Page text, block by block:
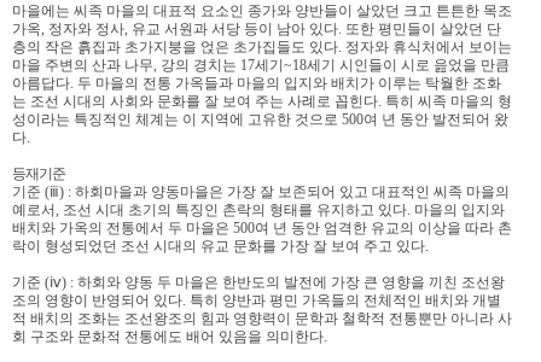
마을에는 씨족 마을의 대표적 요소인 종가와 양반들이 살았던 크고 튼튼한 목조
가옥, 정자와 정사, 유교 서원과 서당 등이 남아 있다. 또한 평민들이 살았던 단
층의 작은 흙집과 초가지붕을 얹은 초가집들도 있다. 정자와 휴식처에서 보이는
마을 주변의 산과 나무, 강의 경치는 17세기~18세기 시인들이 시로 읊었을 만큼
아름답다. 두 마을의 전통 가옥들과 마을의 입지와 배치가 이루는 탁월한 조화
는 조선 시대의 사회와 문화를 잘 보여 주는 사례로 꼽힌다. 특히 씨족 마을의 형
성이라는 특징적인 체계는 이 지역에 고유한 것으로 500여 년 동안 발전되어 왔
다.
등재기준
기준 (ⅲ) : 하회마을과 양동마을은 가장 잘 보존되어 있고 대표적인 씨족 마을의
예로서, 조선 시대 초기의 특징인 촌락의 형태를 유지하고 있다. 마을의 입지와
배치와 가옥의 전통에서 두 마을은 500여 년 동안 엄격한 유교의 이상을 따라 촌
락이 형성되었던 조선 시대의 유교 문화를 가장 잘 보여 주고 있다.
기준 (ⅳ) : 하회와 양동 두 마을은 한반도의 발전에 가장 큰 영향을 끼친 조선왕
조의 영향이 반영되어 있다. 특히 양반과 평민 가옥들의 전체적인 배치와 개별
적 배치의 조화는 조선왕조의 힘과 영향력이 문학과 철학적 전통뿐만 아니라 사
회 구조와 문화적 전통에도 배어 있음을 의미한다.